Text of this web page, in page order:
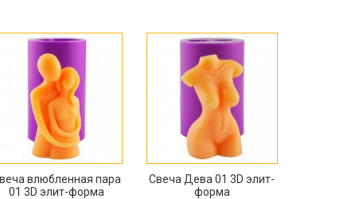
влюбленная пара
01 3D элит-форма
Свеча Дева 01 3D элит-
форма